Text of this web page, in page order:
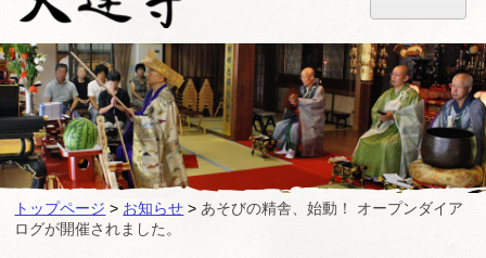
トップページ > お知らせ > あそびの精舎、始動！ オープンダイア
ログが開催されました。